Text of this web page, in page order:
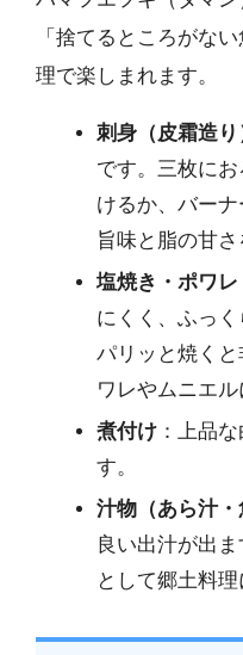
「捨てるところがな
理で楽しまれます。
刺身（皮霜造り
です。三枚に
けるか、バー
旨味と脂の甘さ
塩焼き・ポワレ
にくく、ふっ
パリッと焼く
ワレやムニエル
煮付け ：上品
す。
汁物（あら汁・
良い出汁が出ま
として郷土料理